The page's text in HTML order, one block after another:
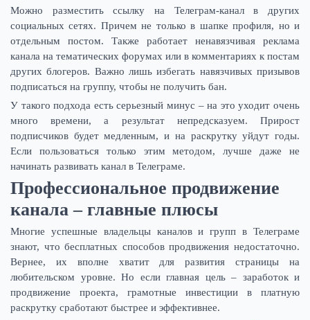
Можно разместить ссылку на Телеграм-канал в других
социальных сетях. Причем не только в шапке профиля, но и
отдельным постом. Также работает ненавязчивая реклама
канала на тематических форумах или в комментариях к постам
других блогеров. Важно лишь избегать навязчивых призывов
подписаться на группу, чтобы не получить бан.
У такого подхода есть серьезный минус – на это уходит очень
много времени, а результат непредсказуем. Прирост
подписчиков будет медленным, и на раскрутку уйдут годы.
Если пользоваться только этим методом, лучше даже не
начинать развивать канал в Телеграме.
Профессиональное продвижение
канала – главные плюсы
Многие успешные владельцы каналов и групп в Телеграме
знают, что бесплатных способов продвижения недостаточно.
Вернее, их вполне хватит для развития страницы на
любительском уровне. Но если главная цель – заработок и
продвижение проекта, грамотные инвестиции в платную
раскрутку сработают быстрее и эффективнее.